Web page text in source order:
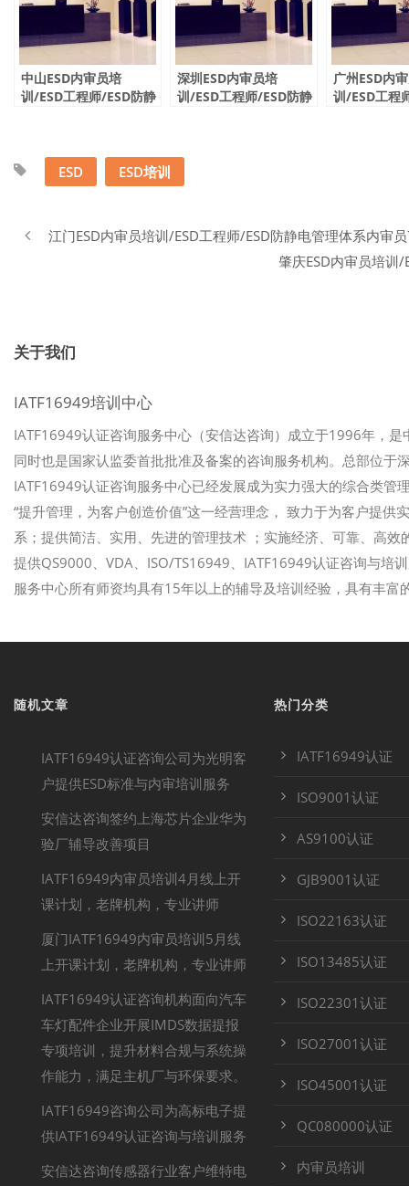
中山ESD内审员培
训/ESD工程师/ESD防静
深圳ESD内审员培
训/ESD工程师/ESD防静
广州ESD内
训/ESD工程
ESD ESD培训
江门ESD内审员培训/ESD工程师/ESD防静电管理体系内审
肇庆ESD内审员培训
关于我们
IATF16949培训中心
IATF16949认证咨询服务中心（安信达咨询）成立于1996年，
同时也是国家认监委首批批准及备案的咨询服务机构。总部位于
IATF16949认证咨询服务中心已经发展成为实力强大的综合类
“提升管理，为客户创造价值”这一经营理念， 致力于为客户提
系；提供简洁、实用、先进的管理技术 ；实施经济、可靠、高
提供QS9000、VDA、ISO/TS16949、IATF16949认证咨询与培
服务中心所有师资均具有15年以上的辅导及培训经验，具有丰富
随机文章
IATF16949认证咨询公司为光明客
户提供ESD标准与内审培训服务
安信达咨询签约上海芯片企业华为
验厂辅导改善项目
IATF16949内审员培训4月线上开
课计划，老牌机构，专业讲师
厦门IATF16949内审员培训5月线
上开课计划，老牌机构，专业讲师
IATF16949认证咨询机构面向汽车
车灯配件企业开展IMDS数据提报
专项培训，提升材料合规与系统操
作能力，满足主机厂与环保要求。
IATF16949咨询公司为高标电子提
供IATF16949认证咨询与培训服务
安信达咨询传感器行业客户维特电
热门分类
IATF16949认证
ISO9001认证
AS9100认证
GJB9001认证
ISO22163认证
ISO13485认证
ISO22301认证
ISO27001认证
ISO45001认证
QC080000认证
内审员培训